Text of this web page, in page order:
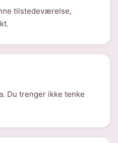
tilstedeværelse,
Du trenger ikke tenke